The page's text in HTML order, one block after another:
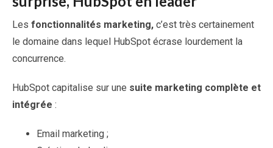
Les fonctionnalités marketing, c’est très certainement
le domaine dans lequel HubSpot écrase lourdement la
concurrence.
HubSpot capitalise sur une suite marketing complète et
intégrée :
Email marketing ;